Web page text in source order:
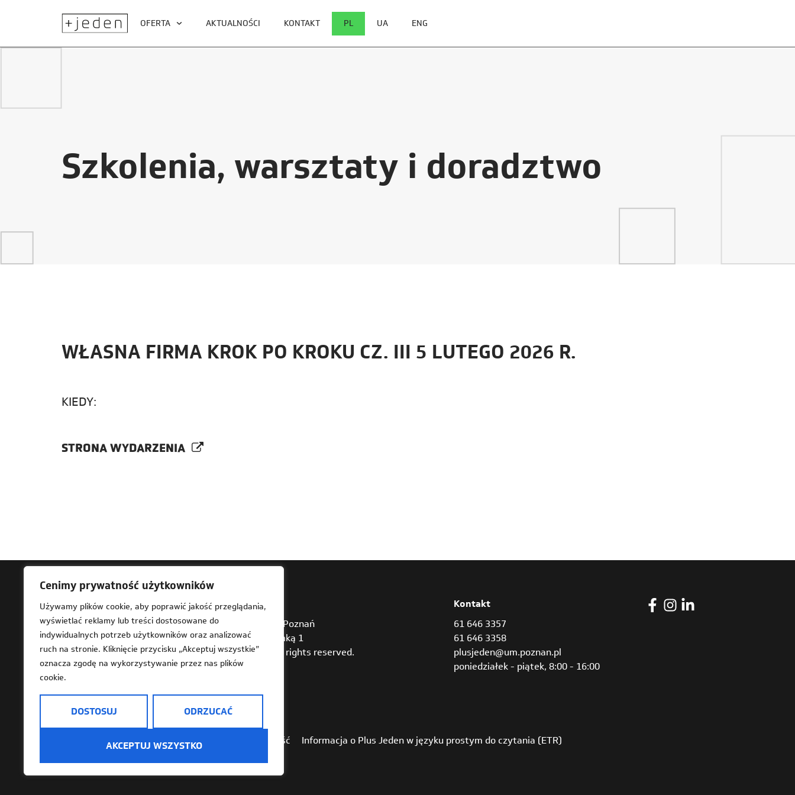
Cenimy prywatność użytkowników
Używamy plików cookie, aby poprawić jakość przeglądania,
wyświetlać reklamy lub treści dostosowane do
indywidualnych potrzeb użytkowników oraz analizować
ruch na stronie. Kliknięcie przycisku „Akceptuj wszystkie”
oznacza zgodę na wykorzystywanie przez nas plików
cookie.
DOSTOSUJ ODRZUCAĆ
AKCEPTUJ WSZYSTKO
OFERTA AKTUALNOŚCI KONTAKT PL UA ENG
Szkolenia, warsztaty i doradztwo
WŁASNA FIRMA KROK PO KROKU CZ. III 5 LUTEGO 2026 R.
KIEDY:
STRONA WYDARZENIA
Adres
61-842 Poznań
Za Bramką 1
2023 all rights reserved.
Kontakt
61 646 3357
61 646 3358
plusjeden@um.poznan.pl
poniedziałek - piątek, 8:00 - 16:00
Deklaracja dostępności Mapa strony Dostępność Informacja o Plus Jeden w języku prostym do czytania (ETR)